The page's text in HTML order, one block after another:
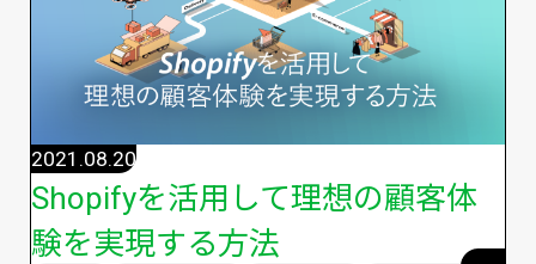
Shopifyを活用して理想の顧客体
験を実現する方法
2021.08.20